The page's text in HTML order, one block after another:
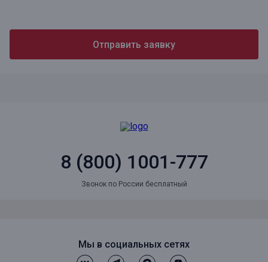
Отправить заявку
8 (800) 1001-777
Звонок по России бесплатный
Мы в социальных сетях